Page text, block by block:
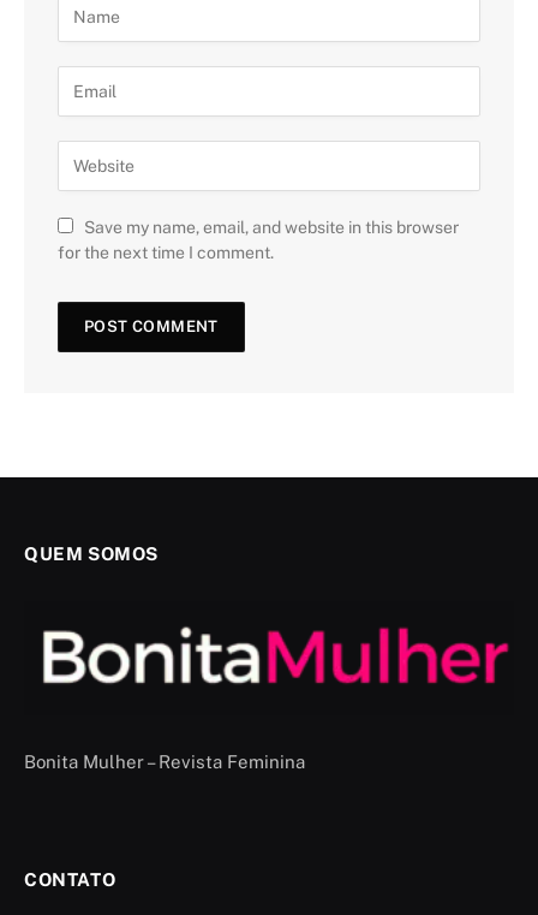
Save my name, email, and website in this browser
for the next time I comment.
QUEM SOMOS
Bonita Mulher – Revista Feminina
CONTATO